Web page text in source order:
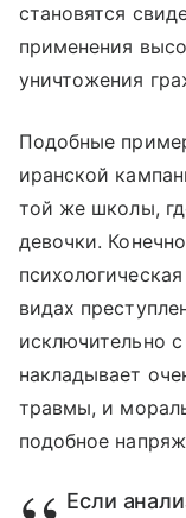
становятся
применения
уничтожения
Подобные
иранской
той же школы,
девочки.
видах
исключительно
накладывает
травмы, и
подобное
Если